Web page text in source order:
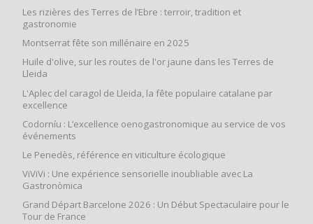
Les rizières des Terres de l’Ebre : terroir, tradition et
gastronomie
Montserrat fête son millénaire en 2025
Huile d'olive, sur les routes de l'or jaune dans les Terres de
Lleida
L'Aplec del caragol de Lleida, la fête populaire catalane par
excellence
Codorníu : L’excellence oenogastronomique au service de vos
événements
Le Penedès, référence en viticulture écologique
ViViVi : Une expérience sensorielle inoubliable avec La
Gastronòmica
Grand Départ Barcelone 2026 : Un Début Spectaculaire pour le
Tour de France